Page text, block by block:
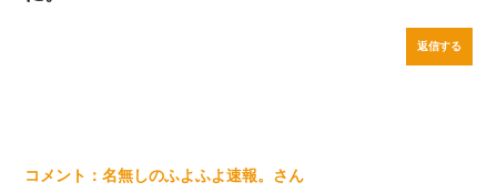
返信する
名無しのふよふよ速報。